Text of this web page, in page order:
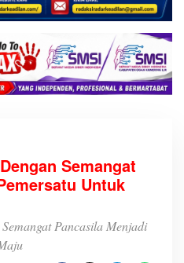
Semangat
Untuk
Pancasila Menjadi